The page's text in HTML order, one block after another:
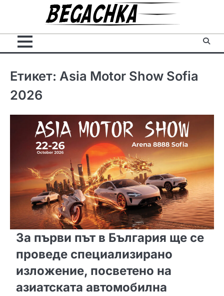
Етикет: Asia Motor Show Sofia
2026
За първи път в България ще се
проведе специализирано
изложение, посветено на
азиатската автомобилна